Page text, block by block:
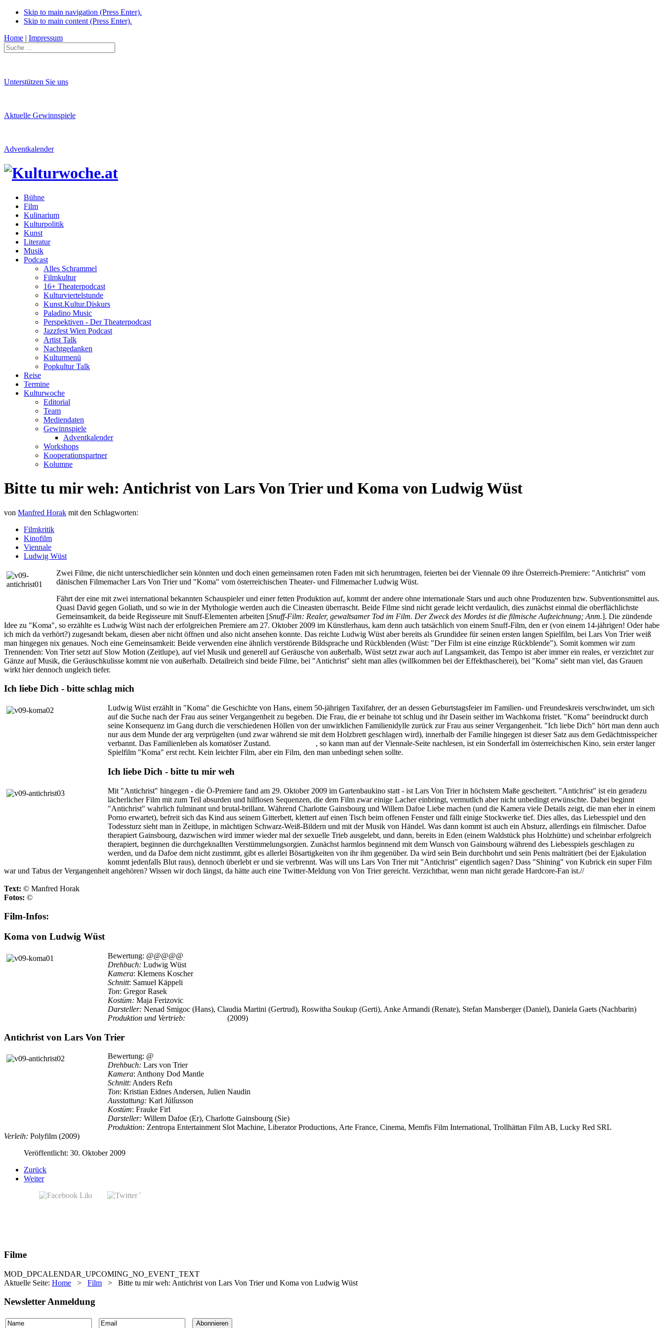
Skip to main navigation (Press Enter).
Skip to main content (Press Enter).
Home | Impressum
Unterstützen Sie uns
Aktuelle Gewinnspiele
Adventkalender
Bühne
Film
Kulinarium
Kulturpolitik
Kunst
Literatur
Musik
Podcast
Alles Schrammel
Filmkultur
16+ Theaterpodcast
Kulturviertelstunde
Kunst.Kultur.Diskurs
Paladino Music
Perspektiven - Der Theaterpodcast
Jazzfest Wien Podcast
Artist Talk
Nachtgedanken
Kulturmenü
Popkultur Talk
Reise
Termine
Kulturwoche
Editorial
Team
Mediendaten
Gewinnspiele
Adventkalender
Workshops
Kooperationspartner
Kolumne
Bitte tu mir weh: Antichrist von Lars Von Trier und Koma von Ludwig Wüst
von Manfred Horak mit den Schlagworten:
Filmkritik
Kinofilm
Viennale
Ludwig Wüst
Zwei Filme, die nicht unterschiedlicher sein könnten und doch einen gemeinsamen roten Faden mit sich herumtragen, feierten bei der Viennale 09 ihre Österreich-Premiere: "Antichrist" vom
dänischen Filmemacher Lars Von Trier und "Koma" vom österreichischen Theater- und Filmemacher Ludwig Wüst.
Fährt der eine mit zwei international bekannten Schauspieler und einer fetten Produktion auf, kommt der andere ohne internationale Stars und auch ohne Produzenten bzw. Subventionsmittel aus.
Quasi David gegen Goliath, und so wie in der Mythologie werden auch die Cineasten überrascht. Beide Filme sind nicht gerade leicht verdaulich, dies zunächst einmal die oberflächlichste
Gemeinsamkeit, da beide Regisseure mit Snuff-Elementen arbeiten [Snuff-Film: Realer, gewaltsamer Tod im Film. Der Zweck des Mordes ist die filmische Aufzeichnung; Anm.]. Die zündende
Idee zu "Koma", so erzählte es Ludwig Wüst nach der erfolgreichen Premiere am 27. Oktober 2009 im Künstlerhaus, kam denn auch tatsächlich von einem Snuff-Film, den er (von einem 14-jährigen! Oder habe
ich mich da verhört?) zugesandt bekam, diesen aber nicht öffnen und also nicht ansehen konnte. Das reichte Ludwig Wüst aber bereits als Grundidee für seinen ersten langen Spielfilm, bei Lars Von Trier weiß
man hingegen nix genaues. Noch eine Gemeinsamkeit: Beide verwenden eine ähnlich verstörende Bildsprache und Rückblenden (Wüst: "Der Film ist eine einzige Rückblende"). Somit kommen wir zum
Trennenden: Von Trier setzt auf Slow Motion (Zeitlupe), auf viel Musik und generell auf Geräusche von außerhalb, Wüst setzt zwar auch auf Langsamkeit, das Tempo ist aber immer ein reales, er verzichtet zur
Gänze auf Musik, die Geräuschkulisse kommt nie von außerhalb. Detailreich sind beide Filme, bei "Antichrist" sieht man alles (willkommen bei der Effekthascherei), bei "Koma" sieht man viel, das Grauen
wirkt hier dennoch ungleich tiefer.
Ich liebe Dich - bitte schlag mich
Ludwig Wüst erzählt in "Koma" die Geschichte von Hans, einem 50-jährigen Taxifahrer, der an dessen Geburtstagsfeier im Familien- und Freundeskreis verschwindet, um sich
auf die Suche nach der Frau aus seiner Vergangenheit zu begeben. Die Frau, die er beinahe tot schlug und ihr Dasein seither im Wachkoma fristet. "Koma" beeindruckt durch
seine Konsequenz im Gang durch die verschiedenen Höllen von der unwirklichen Familienidylle zurück zur Frau aus seiner Vergangenheit. "Ich liebe Dich" hört man denn auch
nur aus dem Munde der arg verprügelten (und zwar während sie mit dem Holzbrett geschlagen wird), innerhalb der Familie hingegen ist dieser Satz aus dem Gedächtnisspeicher
verbannt. Das Familienleben als komatöser Zustand.
, so kann man auf der Viennale-Seite nachlesen, ist ein Sonderfall im österreichischen Kino, sein erster langer
Spielfilm "Koma" erst recht. Kein leichter Film, aber ein Film, den man unbedingt sehen sollte.
Ich liebe Dich - bitte tu mir weh
Mit "Antichrist" hingegen - die Ö-Premiere fand am 29. Oktober 2009 im Gartenbaukino statt - ist Lars Von Trier in höchstem Maße gescheitert. "Antichrist" ist ein geradezu
lächerlicher Film mit zum Teil absurden und hilflosen Sequenzen, die dem Film zwar einige Lacher einbringt, vermutlich aber nicht unbedingt erwünschte. Dabei beginnt
"Antichrist" wahrlich fulminant und brutal-brillant. Während Charlotte Gainsbourg und Willem Dafoe Liebe machen (und die Kamera viele Details zeigt, die man eher in einem
Porno erwartet), befreit sich das Kind aus seinem Gitterbett, klettert auf einen Tisch beim offenen Fenster und fällt einige Stockwerke tief. Dies alles, das Liebesspiel und den
Todessturz sieht man in Zeitlupe, in mächtigen Schwarz-Weiß-Bildern und mit der Musik von Händel. Was dann kommt ist auch ein Absturz, allerdings ein filmischer. Dafoe
therapiert Gainsbourg, dazwischen wird immer wieder mal der sexuelle Trieb ausgelebt, und dann, bereits in Eden (einem Waldstück plus Holzhütte) und scheinbar erfolgreich
therapiert, beginnen die durchgeknallten Verstümmelungsorgien. Zunächst harmlos beginnend mit dem Wunsch von Gainsbourg während des Liebesspiels geschlagen zu
werden, und da Dafoe dem nicht zustimmt, gibt es allerlei Bösartigkeiten von ihr ihm gegenüber. Da wird sein Bein durchbohrt und sein Penis malträtiert (bei der Ejakulation
kommt jedenfalls Blut raus), dennoch überlebt er und sie verbrennt. Was will uns Lars Von Trier mit "Antichrist" eigentlich sagen? Dass "Shining" von Kubrick ein super Film
war und Tabus der Vergangenheit angehören? Wissen wir doch längst, da hätte auch eine Twitter-Meldung von Von Trier gereicht. Verzichtbar, wenn man nicht gerade Hardcore-Fan ist.//
Text: © Manfred Horak
Fotos: ©
Film-Infos:
Koma von Ludwig Wüst
Bewertung: @@@@@
Drehbuch: Ludwig Wüst
Kamera: Klemens Koscher
Schnitt: Samuel Käppeli
Ton: Gregor Rasek
Kostüm: Maja Ferizovic
Darsteller: Nenad Smigoc (Hans), Claudia Martini (Gertrud), Roswitha Soukup (Gerti), Anke Armandi (Renate), Stefan Mansberger (Daniel), Daniela Gaets (Nachbarin)
Produktion und Vertrieb:
(2009)
Antichrist von Lars Von Trier
Bewertung: @
Drehbuch: Lars von Trier
Kamera: Anthony Dod Mantle
Schnitt: Anders Refn
Ton: Kristian Eidnes Andersen, Julien Naudin
Ausstattung: Karl Júlíusson
Kostüm: Frauke Firl
Darsteller: Willem Dafoe (Er), Charlotte Gainsbourg (Sie)
Produktion: Zentropa Entertainment Slot Machine, Liberator Productions, Arte France, Cinema, Memfis Film International, Trollhättan Film AB, Lucky Red SRL
Verleih: Polyfilm (2009)
Veröffentlicht: 30. Oktober 2009
Zurück
Weiter
Filme
MOD_DPCALENDAR_UPCOMING_NO_EVENT_TEXT
Aktuelle Seite: Home > Film > Bitte tu mir weh: Antichrist von Lars Von Trier und Koma von Ludwig Wüst
Newsletter Anmeldung